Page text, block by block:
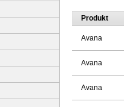
Produkt
Avana
Avana
Avana